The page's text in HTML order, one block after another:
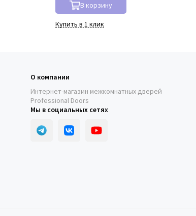
В корзину
Купить в 1 клик
О компании
Интернет-магазин межкомнатных дверей
Professional Doors
Мы в социальных сетях